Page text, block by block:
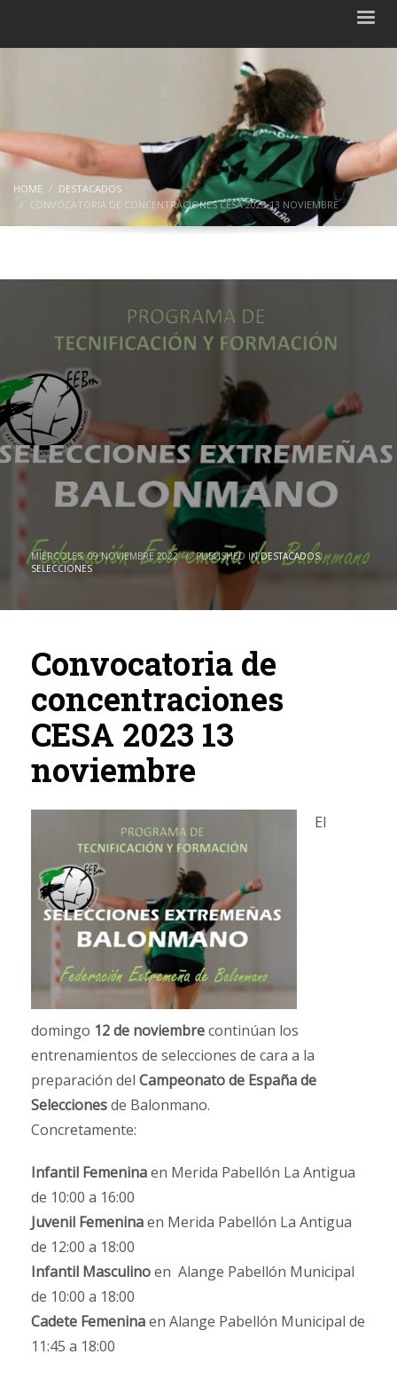
HOME
DESTACADOS
CONVOCATORIA DE CONCENTRACIONES CESA 2023 13 NOVIEMBRE
Convocatoria de concentraciones
MIÉRCOLES, 09 NOVIEMBRE 2022 / PUBLISHED INDESTACADOS,
SELECCIONES
Convocatoria de
concentraciones
CESA 2023 13
noviembre
El
domingo 12 de noviembrecontinúan los
entrenamientos de selecciones de cara a la
preparación del Campeonato de España de
Seleccionesde Balonmano.
Concretamente:
Infantil Femeninaen Merida Pabellón La Antigua
de 10:00 a 16:00
Juvenil Femeninaen Merida Pabellón La Antigua
de 12:00 a 18:00
Infantil Masculinoen Alange Pabellón Municipal
de 10:00 a 18:00
Cadete Femeninaen Alange Pabellón Municipal de
11:45 a 18:00